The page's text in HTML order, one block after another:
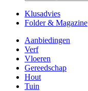
Klusadvies
Folder & Magazine
Aanbiedingen
Verf
Vloeren
Gereedschap
Hout
Tuin